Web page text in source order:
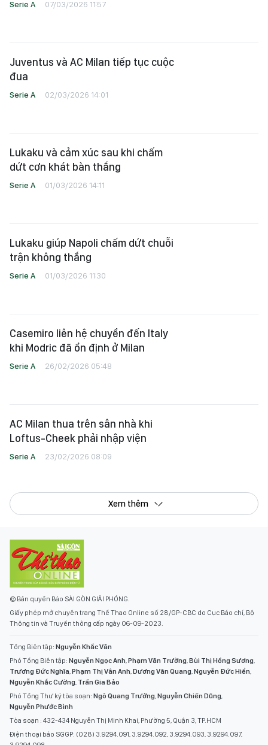
Serie A 07/03/2026 11:57
Juventus và AC Milan tiếp tục cuộc
đua
Serie A 02/03/2026 14:01
Lukaku và cảm xúc sau khi chấm
dứt cơn khát bàn thắng
Serie A 01/03/2026 14:11
Lukaku giúp Napoli chấm dứt chuỗi
trận không thắng
Serie A 01/03/2026 11:30
Casemiro liên hệ chuyển đến Italy
khi Modric đã ổn định ở Milan
Serie A 26/02/2026 05:48
AC Milan thua trên sân nhà khi
Loftus-Cheek phải nhập viện
Serie A 23/02/2026 08:09
Xem thêm
© Bản quyền Báo SÀI GÒN GIẢI PHÓNG.
Giấy phép mở chuyên trang Thể Thao Online số 28/GP-CBC do Cục Báo chí, Bộ
Thông tin và Truyền thông cấp ngày 06-09-2023.
Tổng Biên tập: Nguyễn Khắc Văn
Phó Tổng Biên tập: Nguyễn Ngọc Anh,Phạm Văn Trường,Bùi Thị Hồng Sương,
Trương Đức Nghĩa,Phạm Thị Vân Anh,Dương Văn Quang,Nguyễn Đức Hiển,
Nguyễn Khắc Cường, Trần Gia Bảo
Phó Tổng Thư ký tòa soạn: Ngô Quang Trưởng,Nguyễn Chiến Dũng,
Nguyễn Phước Bình
Tòa soạn : 432-434 Nguyễn Thị Minh Khai, Phường 5, Quận 3, TP.HCM
Điện thoại báo SGGP: (028) 3.9294.091, 3.9294.092, 3.9294.093, 3.9294.097,